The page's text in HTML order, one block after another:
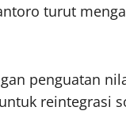
turut
penguatan
reintegrasi